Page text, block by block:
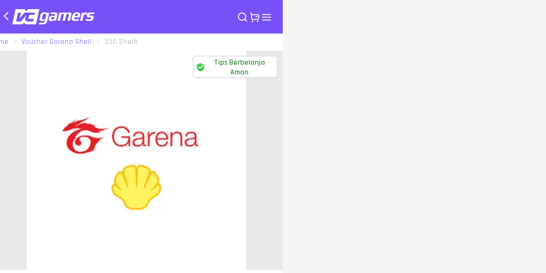
Voucher Garena Shell 330 Shells
Tips Berbelanja
Aman